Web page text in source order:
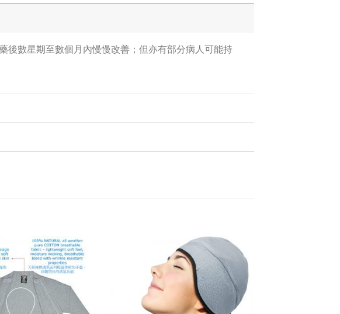
後數星期至數個月內慢慢改善；但亦有部分病人可能持
Add to
Add to
wishlist